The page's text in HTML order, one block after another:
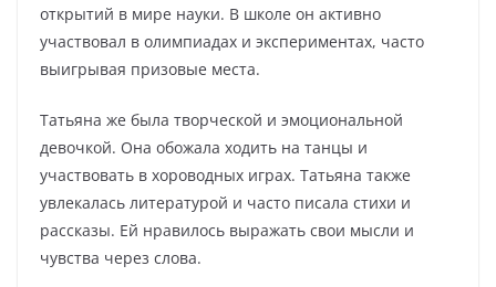
открытий в мире науки. В школе он активно
участвовал в олимпиадах и экспериментах, часто
выигрывая призовые места.
Татьяна же была творческой и эмоциональной
девочкой. Она обожала ходить на танцы и
участвовать в хороводных играх. Татьяна также
увлекалась литературой и часто писала стихи и
рассказы. Ей нравилось выражать свои мысли и
чувства через слова.